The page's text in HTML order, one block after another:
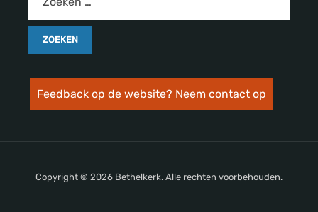
Feedback op de website? Neem contact op
Copyright © 2026 Bethelkerk. Alle rechten voorbehouden.